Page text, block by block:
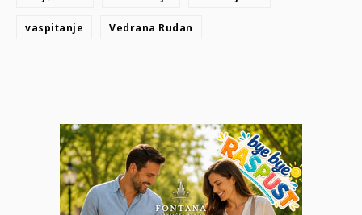
vaspitanje Vedrana Rudan